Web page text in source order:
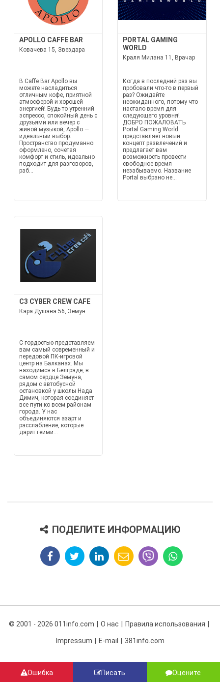
APOLLO CAFFE BAR
Ковачева 15, Звездара
В Caffe Bar Apollo вы
можете насладиться
отличным кофе, приятной
атмосферой и хорошей
энергией! Будь то утренний
эспрессо, спокойный день с
друзьями или вечер с
живой музыкой, Apollo —
идеальный выбор.
Пространство продуманно
оформлено, сочетая
комфорт и стиль, идеально
подходит для разговоров,
раб...
PORTAL GAMING
WORLD
Краля Милана 11, Врачар
Когда в последний раз вы
пробовали что-то в первый
раз? Ожидайте
неожиданного, потому что
настало время для
следующего уровня!
ДОБРО ПОЖАЛОВАТЬ
Portal Gaming World
представляет новый
концепт развлечений и
предлагает вам
возможность провести
свободное время
незабываемо. Название
Portal выбрано не...
C3 CYBER CREW CAFE
Кара Душана 56, Земун
С гордостью представляем
вам самый современный и
передовой ПК-игровой
центр на Балканах. Мы
находимся в Белграде, в
самом сердце Земуна,
рядом с автобусной
остановкой у школы Нада
Димич, которая соединяет
все пути ко всем районам
города. У нас
объединяются азарт и
расслабление, которые
дарит гейми...
ПОДЕЛИТЕ ИНФОРМАЦИЮ
Ошибка Писать Оцените
© 2001 - 2026 011info.com О нас Правила использования
Impressum E-mail 381info.com